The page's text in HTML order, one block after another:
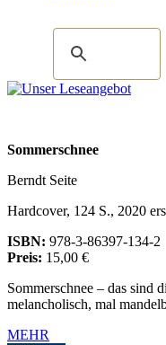
Sommerschnee
Berndt Seite
Hardcover, 124 S., 2020
ISBN: 978-3-86397-134-2
Preis: 15,00 €
Sommerschnee – das sind
melancholisch, mal
MEHR